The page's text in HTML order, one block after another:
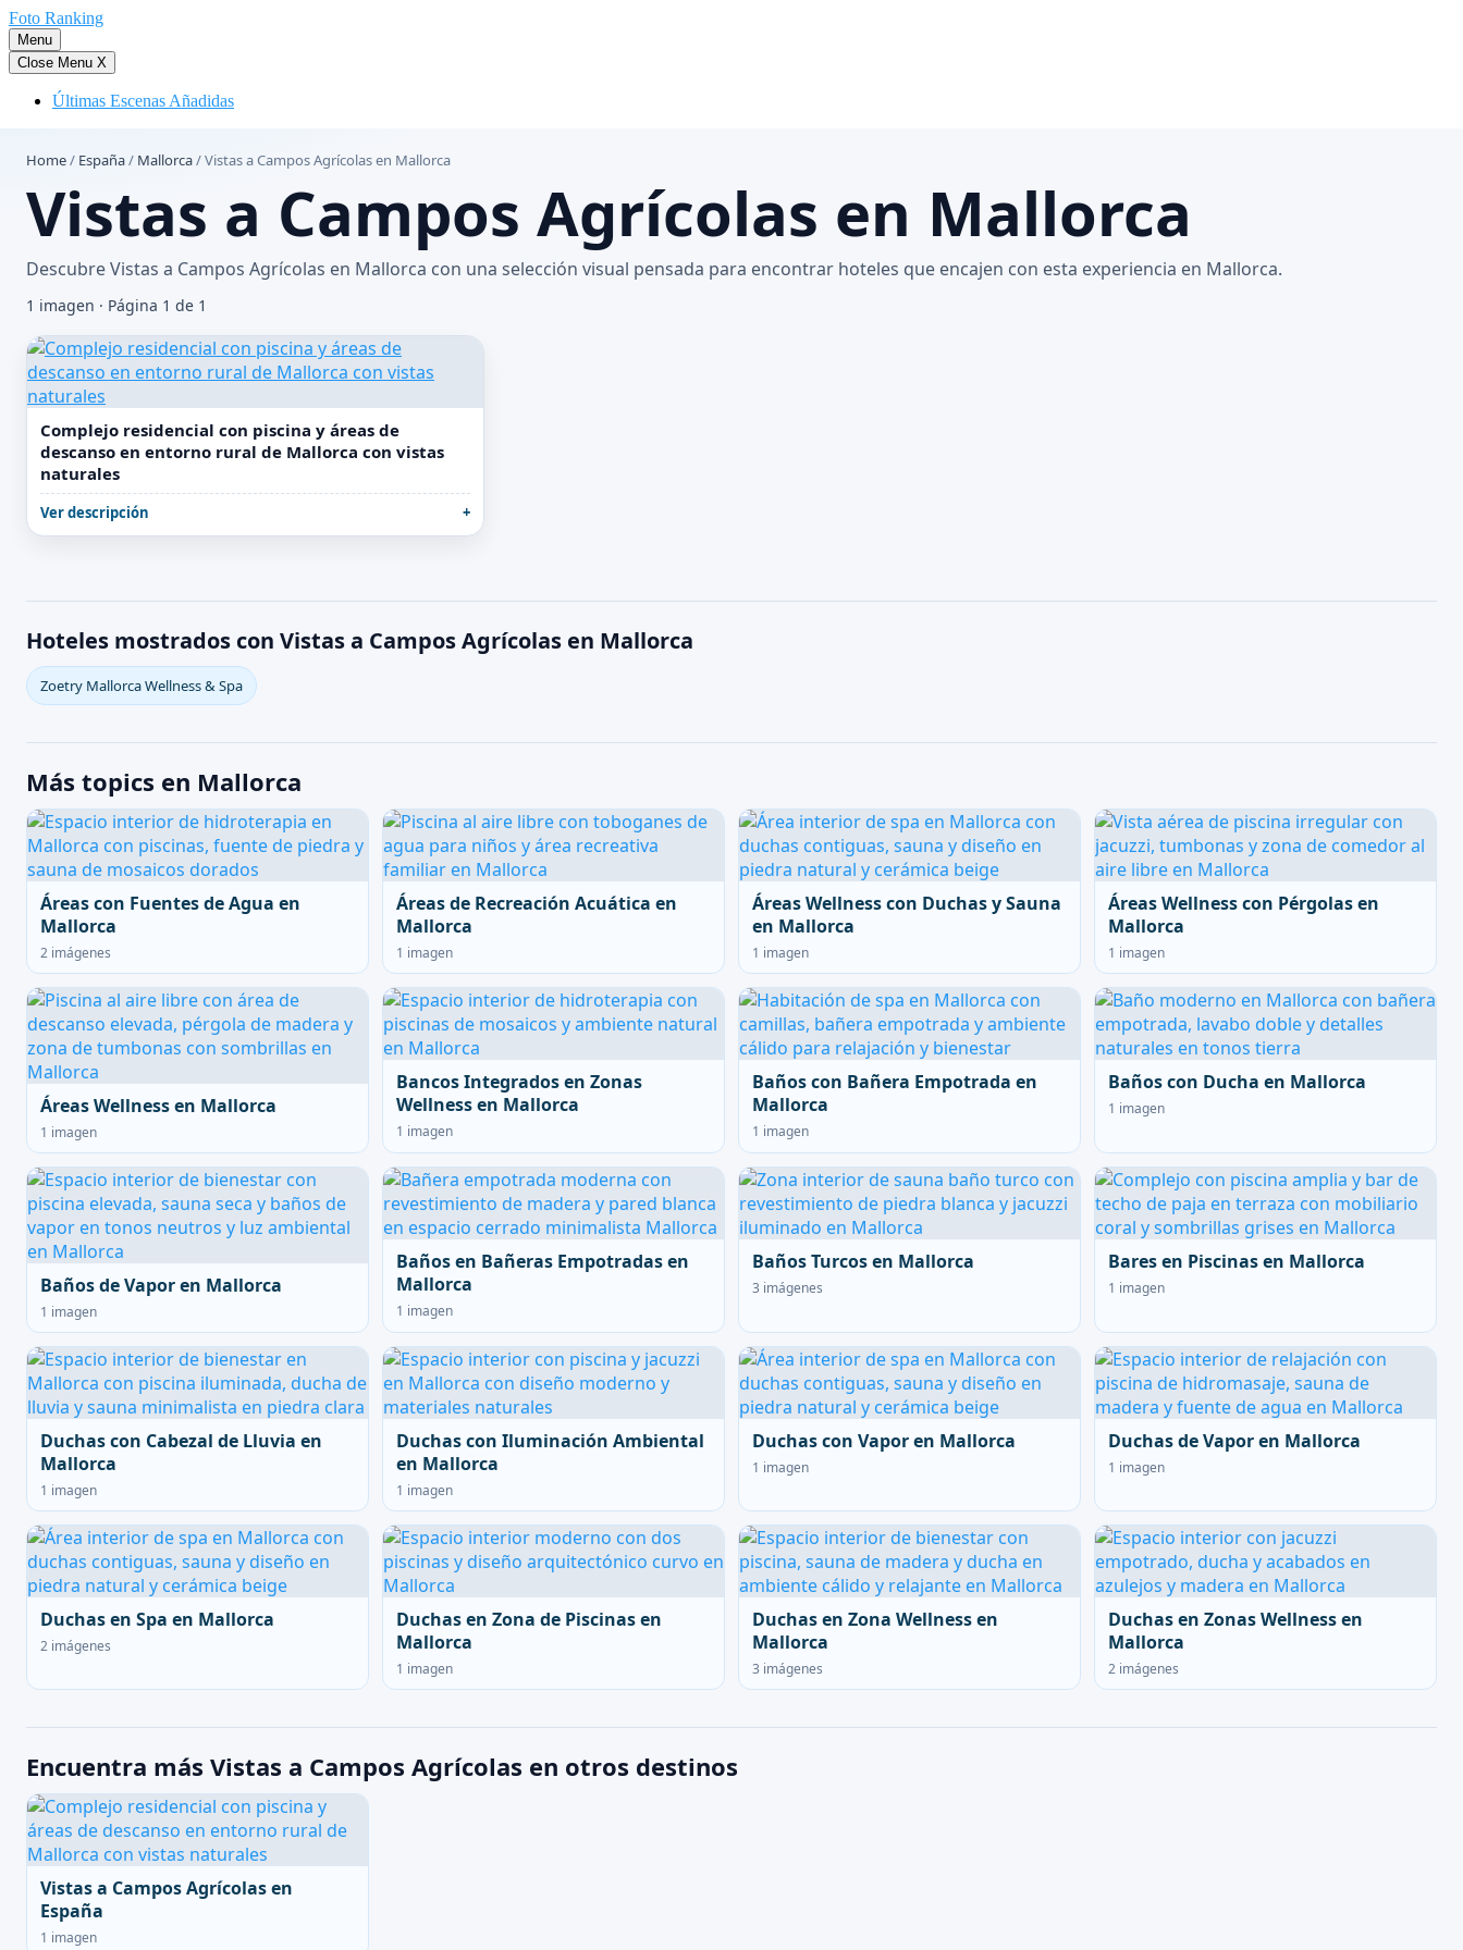
Saltar
al
contenido
Foto Ranking
Menu
Close Menu X
Últimas Escenas Añadidas
Home/ España/ Mallorca/Vistas a Campos Agrícolas en Mallorca
Vistas a Campos Agrícolas en Mallorca
Descubre Vistas a Campos Agrícolas en Mallorca con una selección visual pensada para encontrar hoteles que encajen con esta experiencia en Mallorca.
1 imagen · Página 1 de 1
Complejo residencial con piscina y áreas de
descanso en entorno rural de Mallorca con vistas
naturales
Ver descripción
Hoteles mostrados con Vistas a Campos Agrícolas en Mallorca
Zoetry Mallorca Wellness & Spa
Más topics en Mallorca
Áreas con Fuentes de Agua en
Mallorca
2 imágenes
Áreas de Recreación Acuática en
Mallorca
1 imagen
Áreas Wellness con Duchas y Sauna
en Mallorca
1 imagen
Áreas Wellness con Pérgolas en
Mallorca
1 imagen
Áreas Wellness en Mallorca
1 imagen
Bancos Integrados en Zonas
Wellness en Mallorca
1 imagen
Baños con Bañera Empotrada en
Mallorca
1 imagen
Baños con Ducha en Mallorca
1 imagen
Baños de Vapor en Mallorca
1 imagen
Baños en Bañeras Empotradas en
Mallorca
1 imagen
Baños Turcos en Mallorca
3 imágenes
Bares en Piscinas en Mallorca
1 imagen
Duchas con Cabezal de Lluvia en
Mallorca
1 imagen
Duchas con Iluminación Ambiental
en Mallorca
1 imagen
Duchas con Vapor en Mallorca
1 imagen
Duchas de Vapor en Mallorca
1 imagen
Duchas en Spa en Mallorca
2 imágenes
Duchas en Zona de Piscinas en
Mallorca
1 imagen
Duchas en Zona Wellness en
Mallorca
3 imágenes
Duchas en Zonas Wellness en
Mallorca
2 imágenes
Encuentra más Vistas a Campos Agrícolas en otros destinos
Vistas a Campos Agrícolas en
España
1 imagen